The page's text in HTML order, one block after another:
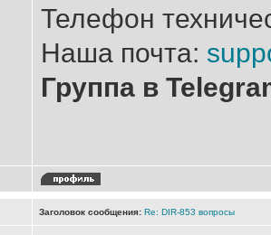
Телефон
Наша почта:
Группа в
Заголовок сообщения: Re: DIR-853 вопросы